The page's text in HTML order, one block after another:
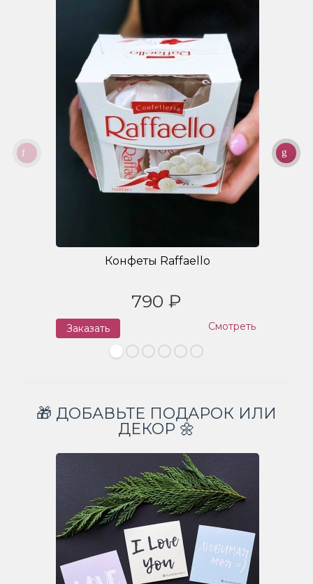
Конфеты Raffaello
790 ₽
Заказать Смотреть
🎁 ДОБАВЬТЕ ПОДАРОК ИЛИ
ДЕКОР 🌼